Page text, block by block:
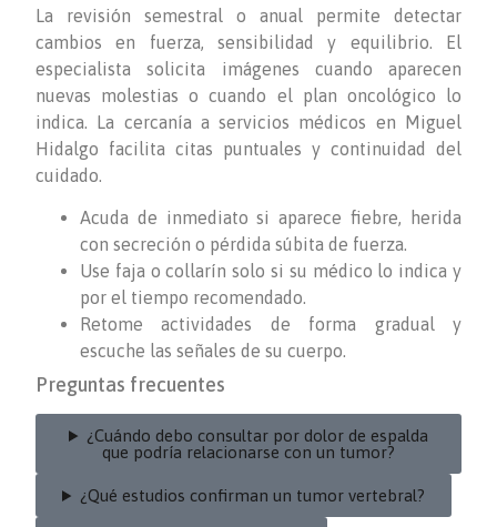
La revisión semestral o anual permite detectar
cambios en fuerza, sensibilidad y equilibrio. El
especialista solicita imágenes cuando aparecen
nuevas molestias o cuando el plan oncológico lo
indica. La cercanía a servicios médicos en Miguel
Hidalgo facilita citas puntuales y continuidad del
cuidado.
Acuda de inmediato si aparece fiebre, herida
con secreción o pérdida súbita de fuerza.
Use faja o collarín solo si su médico lo indica y
por el tiempo recomendado.
Retome actividades de forma gradual y
escuche las señales de su cuerpo.
Preguntas frecuentes
¿Cuándo debo consultar por dolor de espalda
que podría relacionarse con un tumor?
¿Qué estudios confirman un tumor vertebral?